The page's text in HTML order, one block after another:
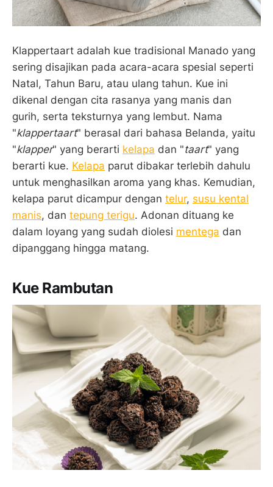
Klappertaart adalah kue tradisional Manado yang
sering disajikan pada acara-acara spesial seperti
Natal, Tahun Baru, atau ulang tahun. Kue ini
dikenal dengan cita rasanya yang manis dan
gurih, serta teksturnya yang lembut. Nama
"klappertaart" berasal dari bahasa Belanda, yaitu
"klapper" yang berarti kelapa dan "taart" yang
berarti kue. Kelapa parut dibakar terlebih dahulu
untuk menghasilkan aroma yang khas. Kemudian,
kelapa parut dicampur dengan telur, susu kental
manis, dan tepung terigu. Adonan dituang ke
dalam loyang yang sudah diolesi mentega dan
dipanggang hingga matang.
Kue Rambutan